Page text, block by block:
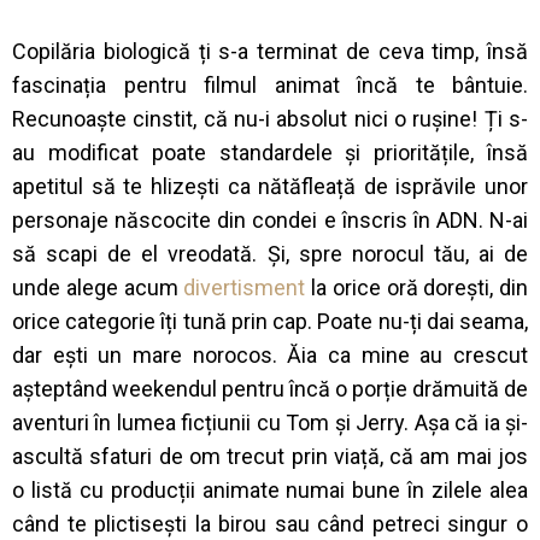
Copilăria biologică ți s-a terminat de ceva timp, însă
fascinația pentru filmul animat încă te bântuie.
Recunoaște cinstit, că nu-i absolut nici o rușine! Ți s-
au modificat poate standardele și prioritățile, însă
apetitul să te hlizești ca nătăfleață de isprăvile unor
personaje născocite din condei e înscris în ADN. N-ai
să scapi de el vreodată. Și, spre norocul tău, ai de
unde alege acum divertisment la orice oră dorești, din
orice categorie îți tună prin cap. Poate nu-ți dai seama,
dar ești un mare norocos. Ăia ca mine au crescut
așteptând weekendul pentru încă o porție drămuită de
aventuri în lumea ficțiunii cu Tom și Jerry. Așa că ia și-
ascultă sfaturi de om trecut prin viață, că am mai jos
o listă cu producții animate numai bune în zilele alea
când te plictisești la birou sau când petreci singur o